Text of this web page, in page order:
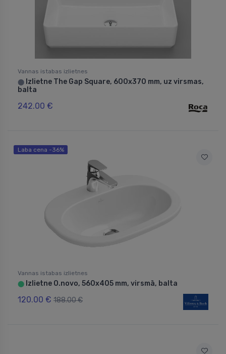
Vannas istabas izlietnes
⬤ Izlietne The Gap Square, 600x370 mm, uz virsmas,
balta
242.00 €
Laba cena -36%
Vannas istabas izlietnes
⬤ Izlietne O.novo, 560x405 mm, virsmā, balta
120.00 € 188.00 €